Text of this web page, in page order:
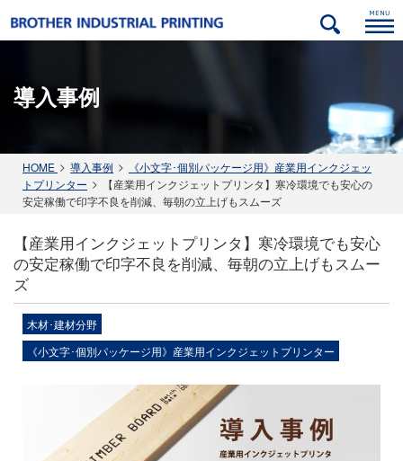
導入事例
HOME 導入事例
《小文字･個別パッケージ用》産業用インクジェッ
トプリンター
【産業用インクジェットプリンタ】寒冷環境でも安心の
安定稼働で印字不良を削減、毎朝の立上げもスムーズ
【産業用インクジェットプリンタ】寒冷環境でも安心
の安定稼働で印字不良を削減、毎朝の立上げもスムー
ズ
木材･建材分野
《小文字･個別パッケージ用》産業用インクジェットプリンター